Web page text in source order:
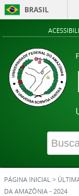
BRASIL
PÁGINA INICIAL >
DA AMAZÔNIA - 2024